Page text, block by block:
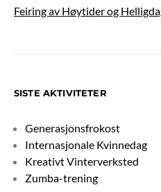
Feiring av Høytider og
SISTE AKTIVITETER
Generasjonsfrokost
Internasjonale Kvinnedag
Kreativt Vinterverksted
Zumba-trening